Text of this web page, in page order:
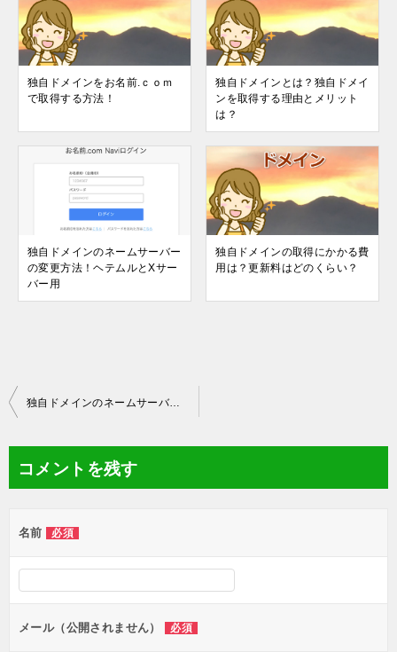
独自ドメインをお名前.ｃｏｍ
で取得する方法！
独自ドメインとは？独自ドメイ
ンを取得する理由とメリット
は？
独自ドメインのネームサーバー
の変更方法！ヘテムルとXサー
バー用
独自ドメインの取得にかかる費
用は？更新料はどのくらい？
投
ビ
ー
シ
ョ
ン
独自ドメインのネームサーバーの変更方法！ヘテムルとXサーバー用
コメントを残す
名前 必須
メール（公開されません） 必須